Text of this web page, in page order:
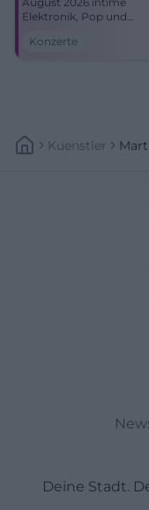
Elektronik, Pop und
Open-Air unter der
Konzerte
Kuenstler
Deine Stadt.